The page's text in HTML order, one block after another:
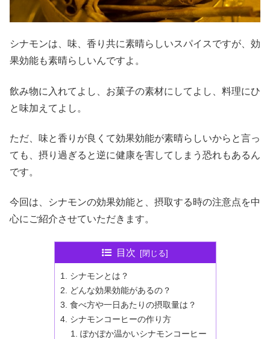
シナモンは、味、香り共に素晴らしいスパイスですが、効
果効能も素晴らしいんですよ。
飲み物に入れてよし、お菓子の素材にしてよし、料理にひ
と味加えてよし。
ただ、味と香りが良くて効果効能が素晴らしいからと言っ
ても、摂り過ぎると逆に健康を害してしまう恐れもあるん
です。
今回は、シナモンの効果効能と、摂取する時の注意点を中
心にご紹介させていただきます。
目次
シナモンとは？
どんな効果効能があるの？
食べ方や一日あたりの摂取量は？
シナモンコーヒーの作り方
ぽかぽか温かいシナモンコーヒー